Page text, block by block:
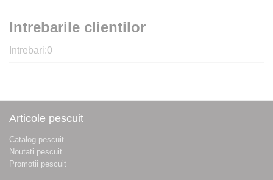
Intrebarile clientilor
Intrebari:0
Articole pescuit
Catalog pescuit
Noutati pescuit
Promotii pescuit